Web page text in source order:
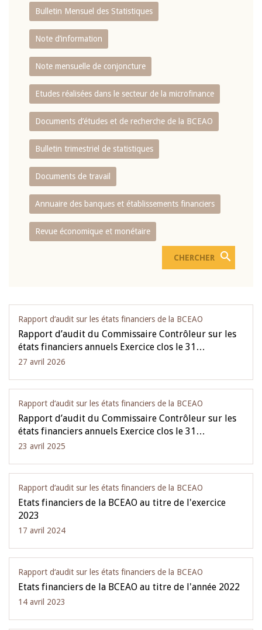
Bulletin Mensuel des Statistiques
Note d’information
Note mensuelle de conjoncture
Etudes réalisées dans le secteur de la microfinance
Documents d’études et de recherche de la BCEAO
Bulletin trimestriel de statistiques
Documents de travail
Annuaire des banques et établissements financiers
Revue économique et monétaire
Rapport d‘audit sur les états financiers de la BCEAO
Rapport d’audit du Commissaire Contrôleur sur les
états financiers annuels Exercice clos le 31…
27 avril 2026
Rapport d‘audit sur les états financiers de la BCEAO
Rapport d’audit du Commissaire Contrôleur sur les
états financiers annuels Exercice clos le 31…
23 avril 2025
Rapport d‘audit sur les états financiers de la BCEAO
Etats financiers de la BCEAO au titre de l'exercice
2023
17 avril 2024
Rapport d‘audit sur les états financiers de la BCEAO
Etats financiers de la BCEAO au titre de l'année 2022
14 avril 2023